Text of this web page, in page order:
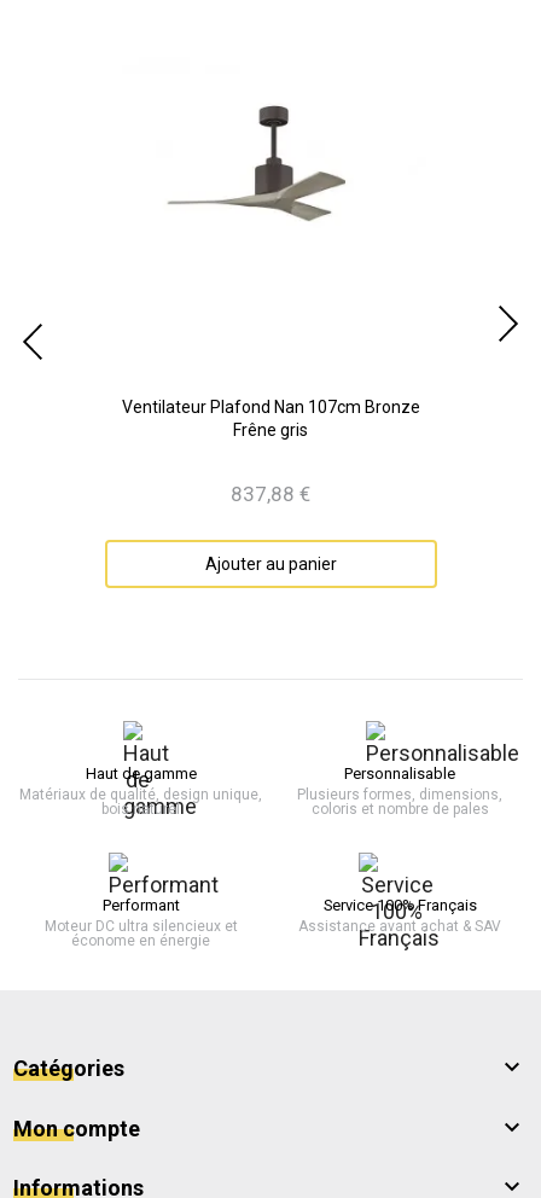
Ventilateur Plafond Nan 107cm Bronze
Frêne gris
Prix
837,88 €
Ajouter au panier
Haut de gamme
Matériaux de qualité, design unique,
bois naturel
Personnalisable
Plusieurs formes, dimensions,
coloris et nombre de pales
Performant
Moteur DC ultra silencieux et
économe en énergie
Service 100% Français
Assistance avant achat & SAV
Catégories 
Mon compte 
Informations 